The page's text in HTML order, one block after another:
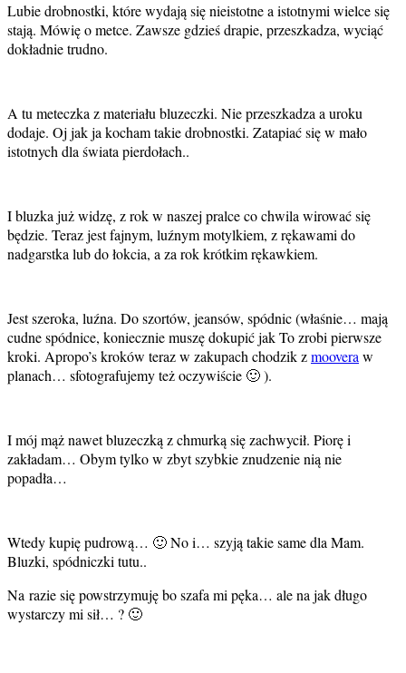
Lubie drobnostki, które wydają się nieistotne a istotnymi wielce się
stają. Mówię o metce. Zawsze gdzieś drapie, przeszkadza, wyciąć
dokładnie trudno.
A tu meteczka z materiału bluzeczki. Nie przeszkadza a uroku
dodaje. Oj jak ja kocham takie drobnostki. Zatapiać się w mało
istotnych dla świata pierdołach..
I bluzka już widzę, z rok w naszej pralce co chwila wirować się
będzie. Teraz jest fajnym, luźnym motylkiem, z rękawami do
nadgarstka lub do łokcia, a za rok krótkim rękawkiem.
Jest szeroka, luźna. Do szortów, jeansów, spódnic (właśnie… mają
cudne spódnice, koniecznie muszę dokupić jak To zrobi pierwsze
kroki. Apropo’s kroków teraz w zakupach chodzik zmoovera w
planach… sfotografujemy też oczywiście 🙂 ).
I mój mąż nawet bluzeczką z chmurką się zachwycił. Piorę i
zakładam… Obym tylko w zbyt szybkie znudzenie nią nie
popadła…
Wtedy kupię pudrową… 🙂 No i… szyją takie same dla Mam.
Bluzki, spódniczki tutu..
Na razie się powstrzymuję bo szafa mi pęka… ale na jak długo
wystarczy mi sił… ? 🙂